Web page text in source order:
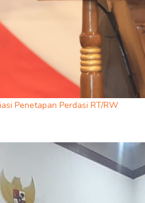
Penetapan Perdasi RT/RW